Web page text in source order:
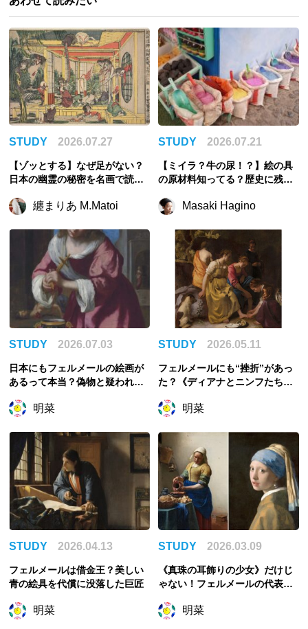
STUDY 2026.07.27
【ゾッとする】なぜ足がない？
日本の幽霊の秘密を名画で読み
纏まりあ M.Matoi
STUDY 2026.07.21
【ミイラ？牛の尿！？】絵の具
の原材料知ってる？歴史に残る
Masaki Hagino
STUDY 2026.07.03
日本にもフェルメールの絵画が
あるって本当？偽物と疑われた
明菜
STUDY 2026.05.11
フェルメールにも“挫折”があっ
た？《ディアナとニンフたち》
明菜
STUDY 2026.04.13
フェルメールは借金王？美しい
青の絵具を代償に没落した巨匠
明菜
STUDY 2026.03.09
《真珠の耳飾りの少女》だけじ
ゃない！フェルメールの代表作6
明菜